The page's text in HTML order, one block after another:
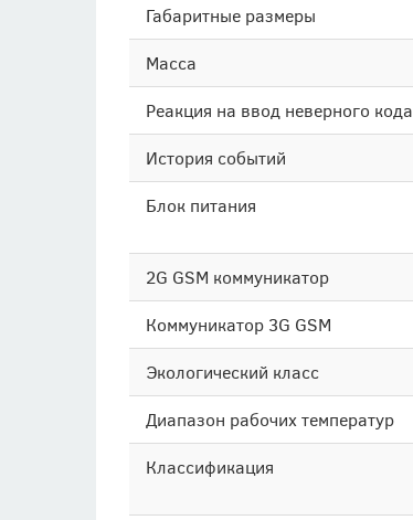
Габаритные размеры
Масса
Реакция на ввод неверного кода
История событий
Блок питания
2G GSM коммуникатор
Коммуникатор 3G GSM
Экологический класс
Диапазон рабочих температур
Классификация